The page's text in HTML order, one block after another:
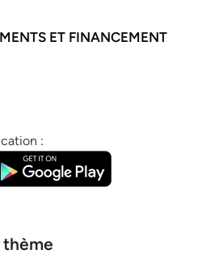
ET FINANCEMENT
: